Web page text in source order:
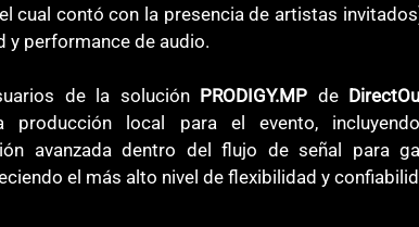
cual contó con la presencia de artistas
y performance de audio.
de la solución PRODIGY.MP de
producción local para el evento,
avanzada dentro del flujo de señal para
el más alto nivel de flexibilidad y